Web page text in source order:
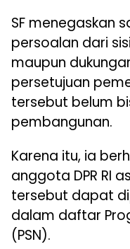
SF menegaskan
persoalan dari
maupun
persetujuan
tersebut belum
pembangunan.
Karena itu, ia
anggota DPR RI
tersebut dapat
dalam daftar
(PSN).